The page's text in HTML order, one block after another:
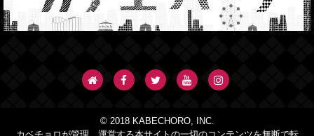
© 2018 KABECHORO, INC.